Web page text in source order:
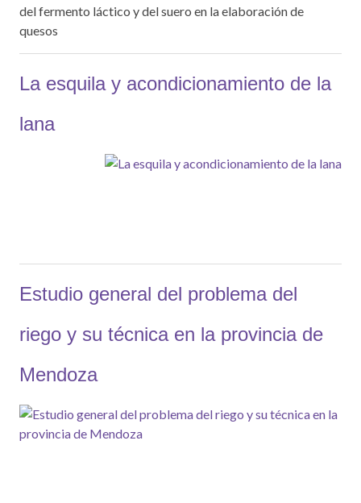
del fermento láctico y del suero en la elaboración de
quesos
La esquila y acondicionamiento de la
lana
Estudio general del problema del
riego y su técnica en la provincia de
Mendoza